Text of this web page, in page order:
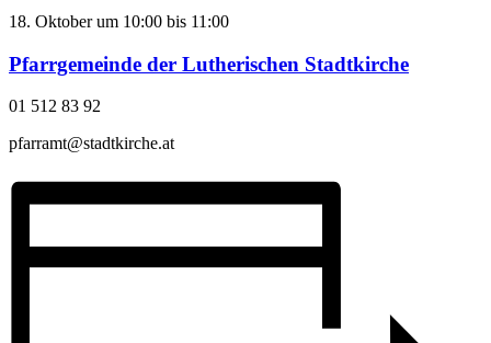
18. Oktoberum 10:00 bis 11:00
Pfarrgemeinde der Lutherischen Stadtkirche
01 512 83 92
pfarramt@stadtkirche.at